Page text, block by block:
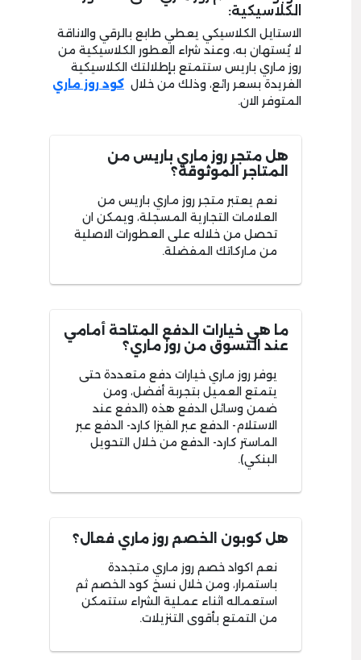
الكلاسيكية:
الاستايل الكلاسيكي يعطي طابع بالرقي والاناقة
لا يُستهان به، وعند شراء العطور الكلاسيكية من
روز ماري باريس ستتمتع بإطلالتك الكلاسيكية
الفريدة بسعر رائع، وذلك من خلال كود روز ماري
المتوفر الان.
هل متجر روز ماري باريس من
المتاجر الموثوقة؟
نعم يعتبر متجر روز ماري باريس من
العلامات التجارية المسجلة، ويمكن ان
تحصل من خلاله على العطورات الاصلية
من ماركاتك المفضلة.
ما هي خيارات الدفع المتاحة أمامي
عند التسوق من روز ماري؟
يوفر روز ماري خيارات دفع متعددة حتى
يتمتع العميل بتجربة أفضل، ومن
ضمن وسائل الدفع هذه (الدفع عند
الاستلام- الدفع عبر الفيزا كارد- الدفع عبر
الماستر كارد- الدفع من خلال التحويل
البنكي).
هل كوبون الخصم روز ماري فعال؟
نعم اكواد خصم روز ماري متجددة
باستمرار، ومن خلال نسخ كود الخصم ثم
استعماله اثناء عملية الشراء ستتمكن
من التمتع بأقوى التنزيلات.